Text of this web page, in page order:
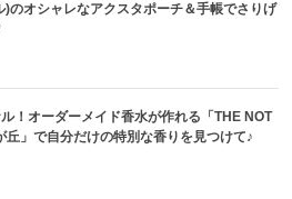
)のオシャレなアクスタポーチ＆手帳でさりげ
！オーダーメイド香水が作れる「THE NOT
丘」で自分だけの特別な香りを見つけて♪